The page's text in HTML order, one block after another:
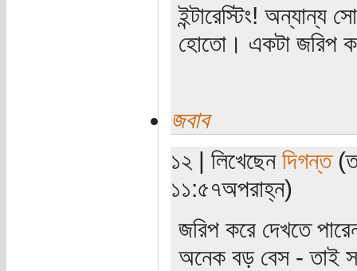
ইন্টারেস্টিং! অন্যান্য
হোতো। একটা জরিপ
জবাব
১২ | লিখেছেন দিগন্ত
১১:৫৭অপরাহ্ন)
জরিপ করে দেখতে
অনেক বড় বেস - তাই